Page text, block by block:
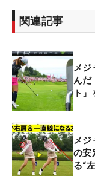
関連記事
メジ
んだ
ト
メ
の安
る“